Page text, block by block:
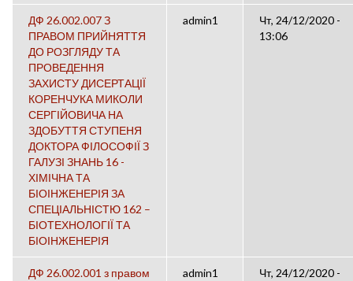
ДФ 26.002.007 З
ПРАВОМ ПРИЙНЯТТЯ
ДО РОЗГЛЯДУ ТА
ПРОВЕДЕННЯ
ЗАХИСТУ ДИСЕРТАЦІЇ
КОРЕНЧУКА МИКОЛИ
СЕРГІЙОВИЧА НА
ЗДОБУТТЯ СТУПЕНЯ
ДОКТОРА ФІЛОСОФІЇ З
ГАЛУЗІ ЗНАНЬ 16 -
ХІМІЧНА ТА
БІОІНЖЕНЕРІЯ ЗА
СПЕЦІАЛЬНІСТЮ 162 –
БІОТЕХНОЛОГІЇ ТА
БІОІНЖЕНЕРІЯ
admin1
Чт, 24/12/2020 -
13:06
ДФ 26.002.001 з правом
admin1
Чт, 24/12/2020 -